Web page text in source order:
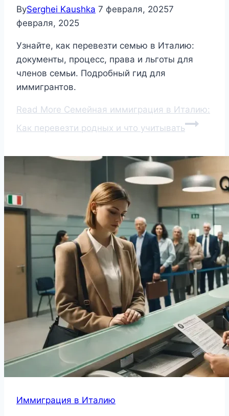
BySerghei Kaushka 7 февраля, 20257
февраля, 2025
Узнайте, как перевезти семью в Италию:
документы, процесс, права и льготы для
членов семьи. Подробный гид для
иммигрантов.
Read More Семейная иммиграция в Италию:
Как перевезти родных и что учитывать
Иммиграция в Италию